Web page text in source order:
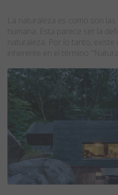
La naturaleza es como son las
humana. Esta parece ser la
naturaleza. Por lo tanto, existe
inherente en el término